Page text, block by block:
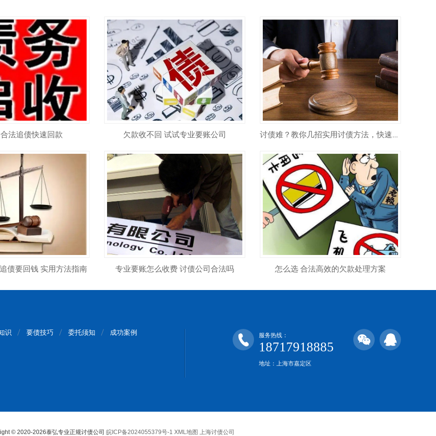
法追债快速回款 欠款收不回 试试专业要账公司 讨债难？教你几招实用讨债方法，快速追回欠款
债要回钱 实用方法指南 专业要账怎么收费 讨债公司合法吗 怎么选 合法高效的欠款处理方案
识 要债技巧 委托须知 成功案例 服务热线：
18717918885
地址：上海市嘉定区
© 2020-2026泰弘专业正规讨债公司 皖ICP备2024055379号-1 XML地图 上海讨债公司